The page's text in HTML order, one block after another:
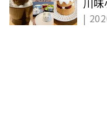
集結
|